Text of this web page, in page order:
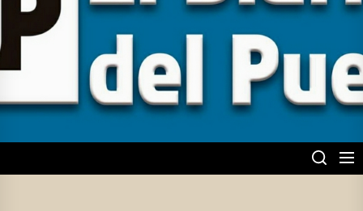
EL DIARIO DEL
PUEBLO